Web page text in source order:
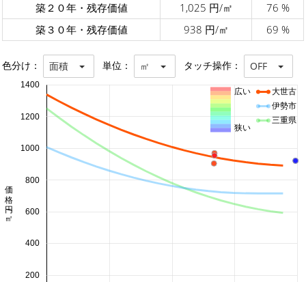
築２０年・残存価値
1,025 円/㎡
76 %
築３０年・残存価値
938 円/㎡ 69 %
色分け： 面積 単位： ㎡ タッチ操作： OFF
200
400
600
800
1000
1200
1400
価格 円/㎡
大世古
伊勢市
三重県
広い
狭い